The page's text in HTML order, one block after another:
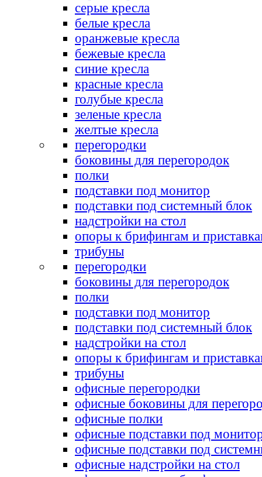
серые кресла
белые кресла
оранжевые кресла
бежевые кресла
синие кресла
красные кресла
голубые кресла
зеленые кресла
желтые кресла
перегородки
боковины для перегородок
полки
подставки под монитор
подставки под системный блок
надстройки на стол
опоры к брифингам и
трибуны
перегородки
боковины для перегородок
полки
подставки под монитор
подставки под системный блок
надстройки на стол
опоры к брифингам и
трибуны
офисные перегородки
офисные боковины для
офисные полки
офисные подставки под
офисные подставки под
офисные надстройки на стол